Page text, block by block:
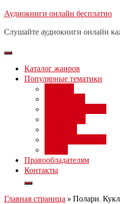
Перейти
содержимому
Аудиокниги онлайн бесплатно
Слушайте аудиокниги онлайн
Каталог жанров
Популярные тематики
Правообладателям
Контакты
Главная страница » Полари.
Бесплатный вебинар:
день